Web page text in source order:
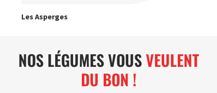
Les Asperges
NOS LÉGUMES VOUSVEULENT
DU BON !